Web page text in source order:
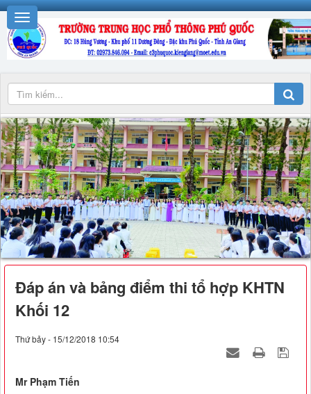
Đáp án và bảng điểm thi tổ hợp KHTN
Khối 12
Thứ bảy - 15/12/2018 10:54
Mr Phạm Tiến